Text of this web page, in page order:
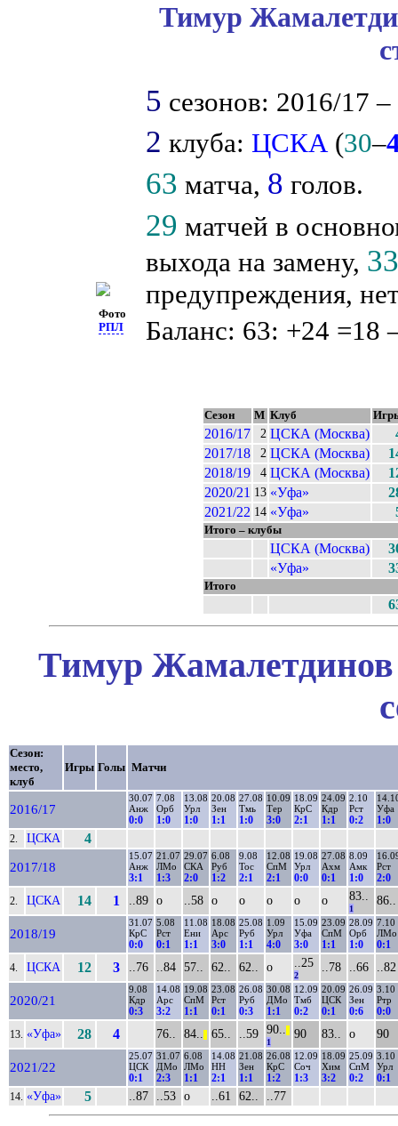
Фото
РПЛ
Тимур
5 сезонов: 2016/17
2 клуба: ЦСКА(30–
63 матча, 8 голов.
29 матчей в
выхода на замену,
предупреждения,
Баланс: 63: +24 =18
Сезон М Клуб
2016/17 2 ЦСКА (Москва)
2017/18
2 ЦСКА (Москва)
2018/19
4 ЦСКА (Москва)
2020/21 13 «Уфа»
2021/22 14 «Уфа»
Итого – клубы
ЦСКА (Москва)
«Уфа»
Итого
Тимур Жамалетдинов
Сезон:
место,
клуб
Игры Голы Матчи
2016/17
30.07
Анж
0:0
7.08
Орб
1:0
13.08
Урл
1:0
20.08
Зен
1:1
27.08
Тмь
1:0
10.09
Тер
3:0
18.09
КрС
2:1
24.09
Кдр
1:1
2.10
Рст
0:2
Уфа
1:0
2. ЦСКА 4
2017/18
15.07
Анж
3:1
21.07
ЛМо
1:3
29.07
СКА
2:0
6.08
Руб
1:2
9.08
Тос
2:1
12.08
СпМ
2:1
19.08
Урл
0:0
27.08
Ахм
0:1
8.09
Амк
1:0
Рст
2:0
2. ЦСКА 14 1 ..89 о ..58 о о о о о 83..
1
86..
2018/19
31.07
КрС
0:0
5.08
Рст
0:1
11.08
Ени
1:1
18.08
Арс
3:0
25.08
Руб
1:1
1.09
Урл
4:0
15.09
Уфа
3:0
23.09
СпМ
1:1
28.09
Орб
1:0
7.10
ЛМо
0:1
4. ЦСКА 12 3 ..76 ..84 57.. 62.. 62.. о ..25
2
..78 ..66 ..82
2020/21
9.08
Кдр
0:3
14.08
Арс
3:2
19.08
СпМ
1:1
23.08
Рст
0:1
26.08
Руб
0:3
30.08
ДМо
1:1
12.09
Тмб
0:2
20.09
ЦСК
0:1
26.09
Зен
0:6
3.10
Ртр
0:0
13. «Уфа» 28 4 76.. 84.. 65.. ..59 90..
1
90 83.. о 90
2021/22
25.07
ЦСК
0:1
31.07
ДМо
2:3
6.08
ЛМо
1:1
14.08
НН
2:1
21.08
Зен
1:1
26.08
КрС
1:2
12.09
Соч
1:3
18.09
Хим
3:2
25.09
СпМ
0:2
3.10
Урл
0:1
14. «Уфа» 5 ..87 ..53 о ..61 62.. ..77